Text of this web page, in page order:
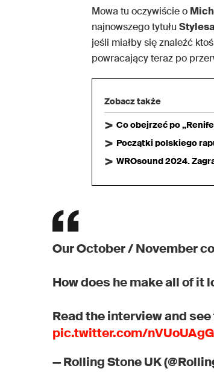
Mowa tu oczywiście o
najnowszego tytułu Stylesa
jeśli miałby się znaleźć
powracający teraz po
Zobacz także
Co obejrzeć po
Początki polskiego
WROsound 2024.
Our October / November
How does he make all of it
Read the interview and
pic.twitter.com/
— Rolling Stone UK